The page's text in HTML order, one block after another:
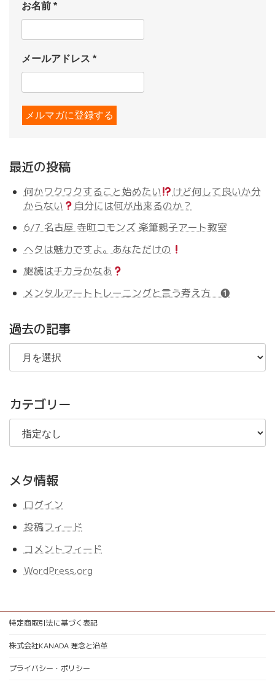
お名前 *
メールアドレス *
最近の投稿
何かワクワクすること始めたい
けど何して良いか分
からない
自分には何が出来るのか？
6/7 名古屋 寺町コモンズ 楽筆親子アート教室
ヘタは魅力ですよ。あなただけの
継続はチカラかなあ
メンタルアートトレーニングと言う考え方 ❶
過去の記事
過
の
事
カテゴリー
メタ情報
ログイン
投稿フィード
コメントフィード
WordPress.org
特定商取引法に基づく表記
株式会社KANADA 理念と沿革
プライバシー・ポリシー